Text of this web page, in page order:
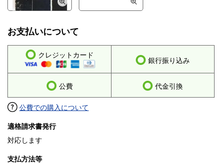
お支払いについて
クレジットカード
銀行振り込み
公費 代金引換
公費での購入について
適格請求書発行
対応します
支払方法等